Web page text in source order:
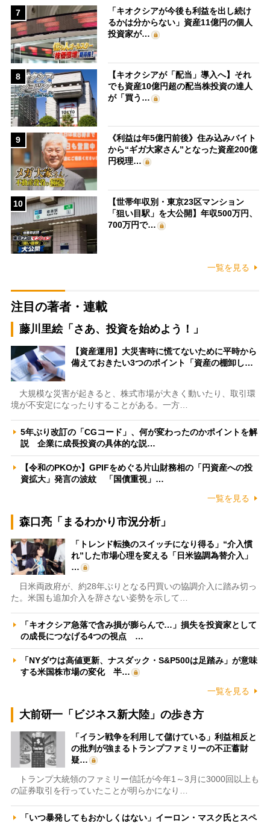
7
「キオクシアが今後も利益を出し続け
るかは分からない」資産11億円の個人
投資家が…
8
【キオクシアが「配当」導入へ】それ
でも資産10億円超の配当株投資の達人
が「買う…
9
《利益は年5億円前後》住み込みバイト
から“ギガ大家さん”となった資産200億
円税理…
10
【世帯年収別・東京23区マンション
「狙い目駅」を大公開】年収500万円、
700万円で…
一覧を見る
注目の著者・連載
藤川里絵「さあ、投資を始めよう！」
【資産運用】大災害時に慌てないために平時から
備えておきたい3つのポイント「資産の棚卸し…
大規模な災害が起きると、株式市場が大きく動いたり、取引環
境が不安定になったりすることがある。一方…
5年ぶり改訂の「CGコード」、何が変わったのかポイントを解
説 企業に成長投資の具体的な説…
【令和のPKOか】GPIFをめぐる片山財務相の「円資産への投
資拡大」発言の波紋 「国債重視」…
一覧を見る
森口亮「まるわかり市況分析」
「トレンド転換のスイッチになり得る」“介入慣
れ”した市場心理を変える「日米協調為替介入」
…
日米両政府が、約28年ぶりとなる円買いの協調介入に踏み切っ
た。米国も追加介入を辞さない姿勢を示して…
「キオクシア急落で含み損が膨らんで…」損失を投資家として
の成長につなげる4つの視点 …
「NYダウは高値更新、ナスダック・S&P500は足踏み」が意味
する米国株市場の変化 半…
一覧を見る
大前研一「ビジネス新大陸」の歩き方
「イラン戦争を利用して儲けている」利益相反と
の批判が強まるトランプファミリーの不正蓄財
疑…
トランプ大統領のファミリー信託が今年1～3月に3000回以上も
の証券取引を行っていたことが明らかになり…
「いつ暴発してもおかしくはない」イーロン・マスク氏とスペ